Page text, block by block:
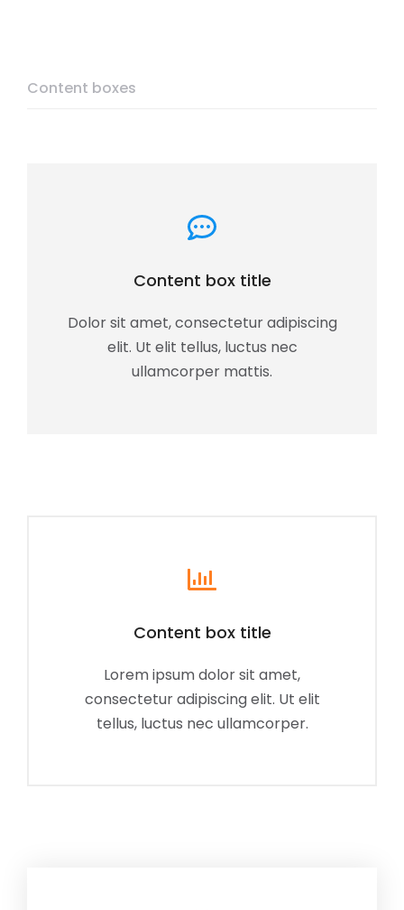
Content boxes
Content box title
Dolor sit amet, consectetur adipiscing
elit. Ut elit tellus, luctus nec
ullamcorper mattis.
Content box title
Lorem ipsum dolor sit amet,
consectetur adipiscing elit. Ut elit
tellus, luctus nec ullamcorper.